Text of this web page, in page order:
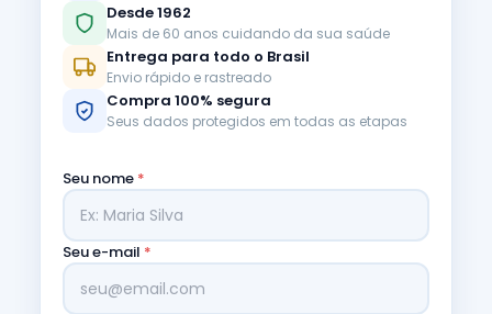
Desde 1962
Mais de 60 anos cuidando da sua saúde
Entrega para todo o Brasil
Envio rápido e rastreado
Compra 100% segura
Seus dados protegidos em todas as etapas
Seu nome *
Seu e-mail *